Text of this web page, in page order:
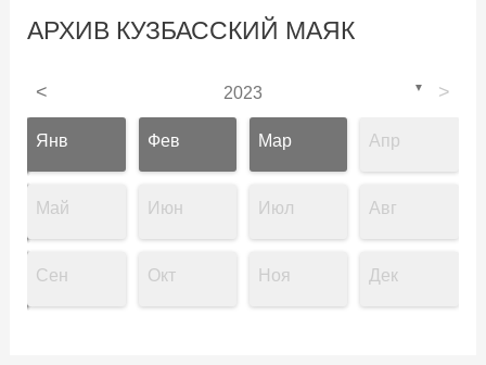
АРХИВ КУЗБАССКИЙ МАЯК
< 2023 ▼ >
Янв Фев Мар Апр
Май Июн Июл Авг
Сен Окт Ноя Дек